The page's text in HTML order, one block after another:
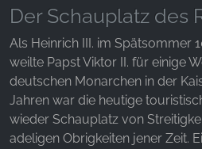
Der Schauplatz des
Als Heinrich III. im Spätsommer
weilte Papst Viktor II. für einige
deutschen Monarchen in der
Jahren war die heutige
wieder Schauplatz von
adeligen Obrigkeiten jener Zeit.
Erhebung von Statistiken
Cookie Laufzeit:
24 Stunden - 2 Jahre